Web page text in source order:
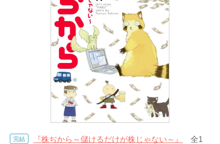
完結 『株ぢから～儲けるだけが株じゃない～』
全1